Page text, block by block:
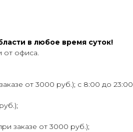
в любое время суток!
от офиса.
от 3000 руб.); с 8:00 до 23:00
заказе от 3000 руб.);